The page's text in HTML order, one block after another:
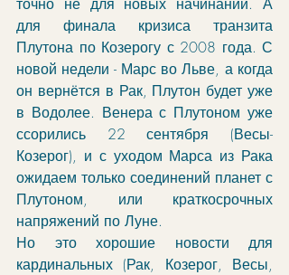
для финала кризиса транзита
Плутона по Козерогу с 2008 года. С
новой недели - Марс во Льве, а когда
он вернётся в Рак, Плутон будет уже
в Водолее. Венера с Плутоном уже
ссорились 22 сентября (Весы-
Козерог), и с уходом Марса из Рака
ожидаем только соединений планет с
Плутоном, или краткосрочных
напряжений по Луне.
Но это хорошие новости для
кардинальных (Рак, Козерог, Весы,